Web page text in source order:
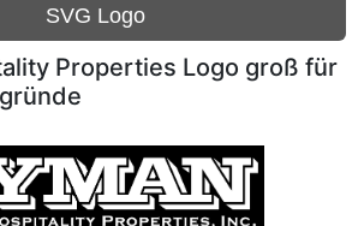
SVG Logo
Properties Logo groß für